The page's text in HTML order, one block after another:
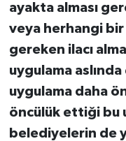
ayakta alması
veya herhangi bir
gereken ilacı
uygulama
uygulama daha
öncülük ettiği bu
belediyelerin de